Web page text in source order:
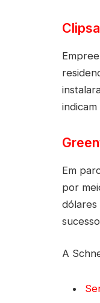
Em
por
dólares
A